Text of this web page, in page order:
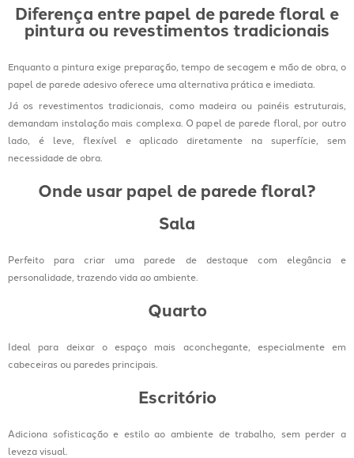
Diferença entre papel de parede floral e
pintura ou revestimentos tradicionais
Enquanto a pintura exige preparação, tempo de secagem e mão de obra, o
papel de parede adesivo oferece uma alternativa prática e imediata.
Já os revestimentos tradicionais, como madeira ou painéis estruturais,
demandam instalação mais complexa. O papel de parede floral, por outro
lado, é leve, flexível e aplicado diretamente na superfície, sem
necessidade de obra.
Onde usar papel de parede floral?
Sala
Perfeito para criar uma parede de destaque com elegância e
personalidade, trazendo vida ao ambiente.
Quarto
Ideal para deixar o espaço mais aconchegante, especialmente em
cabeceiras ou paredes principais.
Escritório
Adiciona sofisticação e estilo ao ambiente de trabalho, sem perder a
leveza visual.